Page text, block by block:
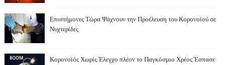
Επιστήμονες Τώρα Ψάχνουν την Προέλευση του Κορονοϊού σε
Νυχτερίδες
Κορονοϊός Χωρίς Έλεγχο πλέον το Παγκόσμιο Χρέος Έσπασε